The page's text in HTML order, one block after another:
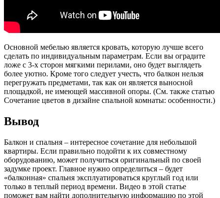
Основной мебелью является кровать, которую лучше всего
сделать по индивидуальным параметрам. Если вы оградите
ложе с 3-х сторон мягкими перилами, оно будет выглядеть
более уютно. Кроме того следует учесть, что балкон нельзя
перегружать предметами, так как он является выносной
площадкой, не имеющей массивной опоры. (См. также статью
Сочетание цветов в дизайне спальной комнаты: особенности.)
Вывод
Балкон и спальня – интересное сочетание для небольшой
квартиры. Если правильно подойти к их совместному
оборудованию, может получиться оригинальный по своей
задумке проект. Главное нужно определиться – будет
«балконная» спальня эксплуатироваться круглый год или
только в теплый период времени. Видео в этой статье
поможет вам найти дополнительную информацию по этой